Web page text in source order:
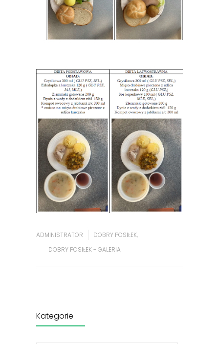
ADMINISTRATOR DOBRY POSIŁEK,
DOBRY POSIŁEK - GALERIA
Kategorie